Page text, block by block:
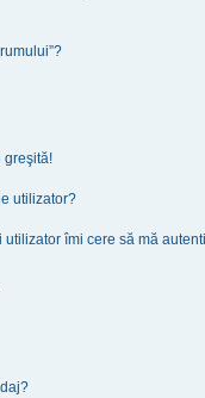
greşită!
utilizator?
îmi cere să mă